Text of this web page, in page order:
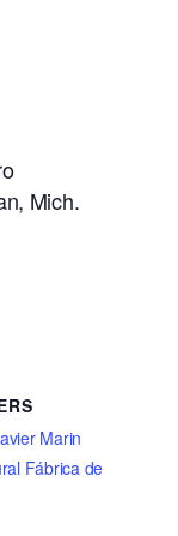
Mich.
Marin
Fábrica de